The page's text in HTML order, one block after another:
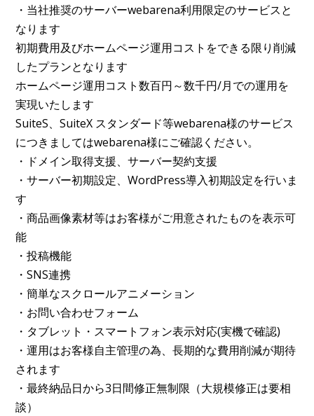
・当社推奨のサーバーwebarena利用限定のサービスと
なります
初期費用及びホームページ運用コストをできる限り削減
したプランとなります
ホームページ運用コスト数百円～数千円/月での運用を
実現いたします
SuiteS、SuiteX スタンダード等webarena様のサービス
につきましてはwebarena様にご確認ください。
・ドメイン取得支援、サーバー契約支援
・サーバー初期設定、WordPress導入初期設定を行いま
す
・商品画像素材等はお客様がご用意されたものを表示可
能
・投稿機能
・SNS連携
・簡単なスクロールアニメーション
・お問い合わせフォーム
・タブレット・スマートフォン表示対応(実機で確認)
・運用はお客様自主管理の為、長期的な費用削減が期待
されます
・最終納品日から3日間修正無制限（大規模修正は要相
談）